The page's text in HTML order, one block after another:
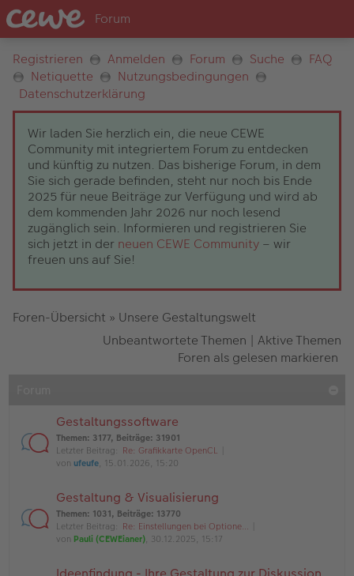
Registrieren Anmelden Forum Suche
FAQ
Netiquette
Nutzungsbedingungen
Datenschutzerklärung
Wir laden Sie herzlich ein, die neue CEWE
Community mit integriertem Forum zu entdecken
und künftig zu nutzen. Das bisherige Forum, in dem
Sie sich gerade befinden, steht nur noch bis Ende
2025 für neue Beiträge zur Verfügung und wird ab
dem kommenden Jahr 2026 nur noch lesend
zugänglich sein. Informieren und registrieren Sie
sich jetzt in der neuen CEWE Community – wir
freuen uns auf Sie!
Foren-Übersicht » Unsere Gestaltungswelt
Unbeantwortete Themen | Aktive Themen
Foren als gelesen markieren
Gestaltungssoftware
Themen: 3177, Beiträge: 31901
Letzter Beitrag: Re: Grafikkarte OpenCL
von ufeufe, 15.01.2026, 15:20
Gestaltung & Visualisierung
Themen: 1031, Beiträge: 13770
Letzter Beitrag: Re: Einstellungen bei Optione…
von Pauli (CEWEianer), 30.12.2025, 15:17